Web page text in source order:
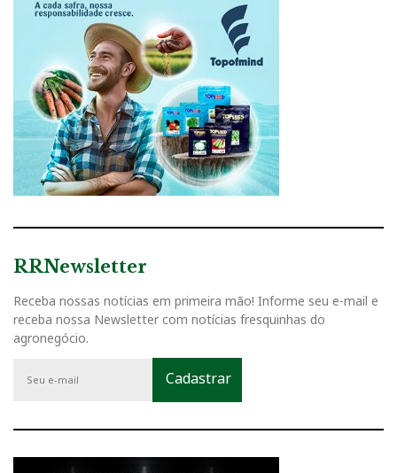
RRNewsletter
Receba nossas notícias em primeira mão! Informe seu e-mail e
receba nossa Newsletter com notícias fresquinhas do
agronegócio.